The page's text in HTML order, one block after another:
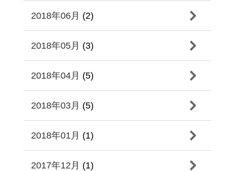
2018年06月 (2)
2018年05月 (3)
2018年04月 (5)
2018年03月 (5)
2018年01月 (1)
2017年12月 (1)